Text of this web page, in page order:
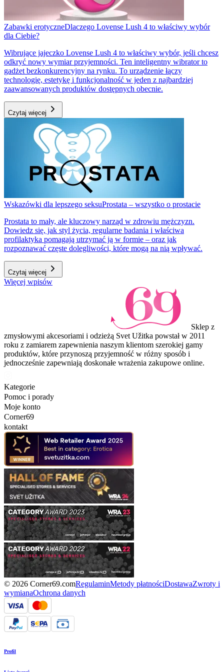
Zabawki erotyczneDlaczego Lovense Lush 4 to właściwy wybór
dla Ciebie?
Wibrujące jajeczko Lovense Lush 4 to właściwy wybór, jeśli chcesz
odkryć nowy wymiar przyjemności. Ten inteligentny wibrator to
gadżet bezkonkurencyjny na rynku. To urządzenie łączy
technologię, estetykę i funkcjonalność w jeden z najbardziej
zaawansowanych produktów dostępnych obecnie.
Czytaj więcej
Wskazówki dla lepszego seksuProstata – wszystko o prostacie
Prostata to mały, ale kluczowy narząd w zdrowiu mężczyzn.
Dowiedz się, jak styl życia, regularne badania i właściwa
profilaktyka pomagają utrzymać ją w formie – oraz jak
rozpoznawać częste dolegliwości, które mogą na nią wpływać.
Czytaj więcej
Więcej wpisów
Sklep z
zmysłowymi akcesoriami i odzieżą Svet Užitka powstał w 2011
roku z zamiarem zapewnienia naszym klientom szerokiej gamy
produktów, które przynoszą przyjemność w różny sposób i
jednocześnie zapewniają doskonałe wrażenia zakupowe online.
Kategorie
Pomoc i porady
Moje konto
Corner69
kontakt
© 2026 Corner69.comRegulaminMetody płatnościDostawaZwroty i
wymianaOchrona danych
Profil